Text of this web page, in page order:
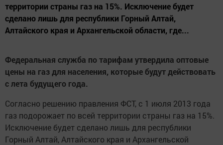
территории страны газ на 15%. Исключение будет
сделано лишь для республики Горный Алтай,
Алтайского края и Архангельской области, где...
Федеральная служба по тарифам утвердила оптовые
цены на газ для населения, которые будут действовать
с лета будущего года.
Согласно решению правления ФСТ, с 1 июля 2013 года
газ подорожает по всей территории страны газ на 15%.
Исключение будет сделано лишь для республики
Горный Алтай, Алтайского края и Архангельской